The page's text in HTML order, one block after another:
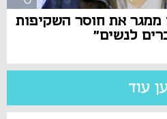
ממגר את חוסר השקיפות
לנשים"
עוד